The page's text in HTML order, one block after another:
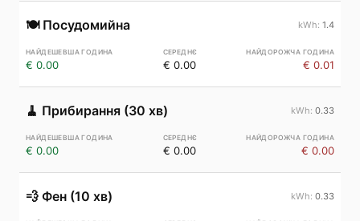
🍽️ Посудомийна 1.4
€ 0.00 € 0.00 € 0.01
🧹 Прибирання (30 хв) 0.33
€ 0.00 € 0.00 € 0.00
💨 Фен (10 хв) 0.33